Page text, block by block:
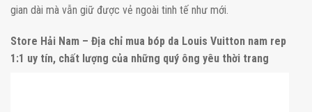
gian dài mà vẫn giữ được vẻ ngoài tinh tế như mới.
Store Hải Nam – Địa chỉ mua bóp da Louis Vuitton nam rep
1:1 uy tín, chất lượng của những quý ông yêu thời trang